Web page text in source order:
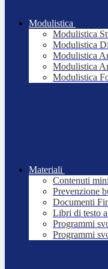
Modulistica
Modulistica
Modulistica
Modulistica
Modulistica
Modulistica
Materiali
Contenuti
Prevenzione
Documenti
Libri di testo
Programmi
Programmi